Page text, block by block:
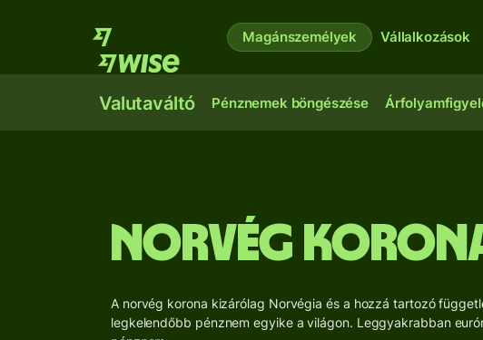
Magánszemélyek Vállalkozások
Valutaváltó Pénznemek böngészése
norvég
A norvég korona kizárólag Norvégia és a hozzá tartozó
legkelendőbb pénznem egyike a világon. Leggyakrabban